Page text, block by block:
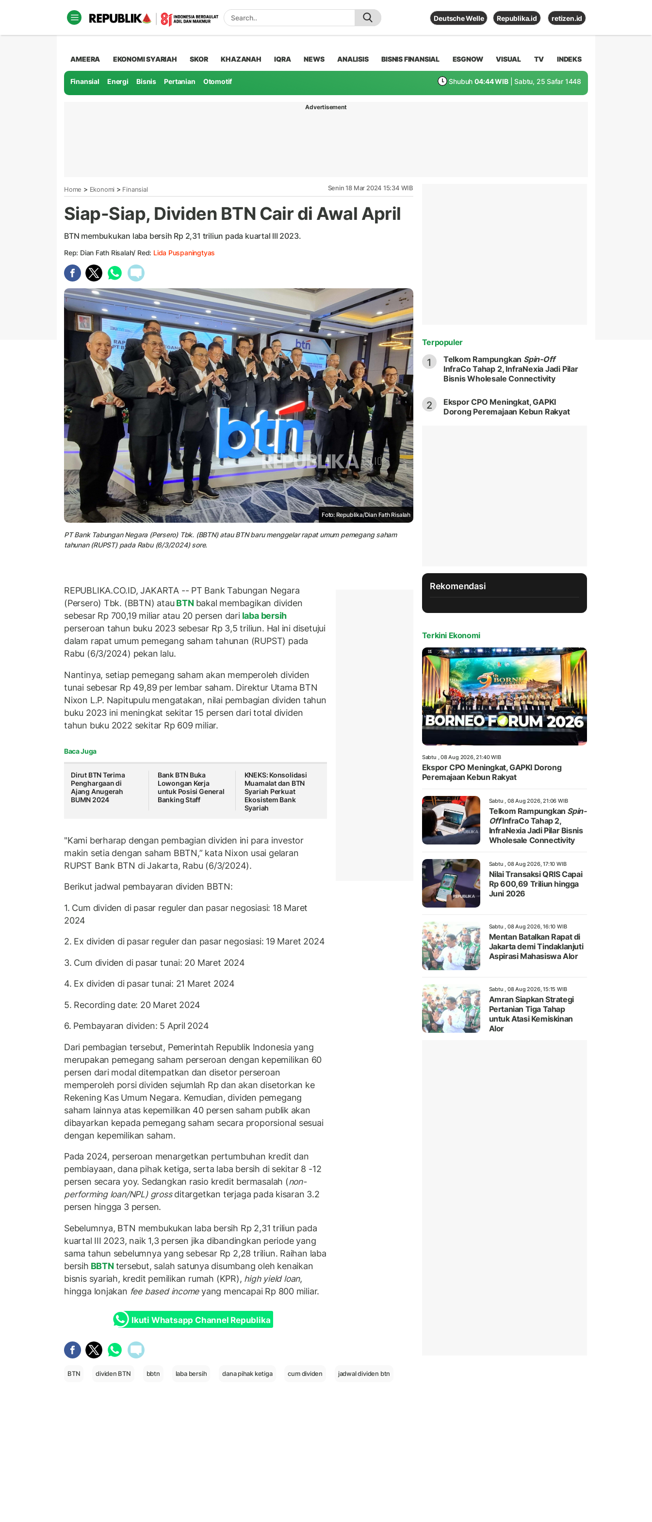
Deutsche Welle Republika.id retizen.id
AMEERA EKONOMI SYARIAH SKOR KHAZANAH IQRA NEWS ANALISIS BISNIS FINANSIAL ESGNOW VISUAL TV INDEKS
Finansial Energi Bisnis Pertanian Otomotif Shubuh 04:44 WIB | Sabtu, 25 Safar 1448
Advertisement
Home > Ekonomi > Finansial Senin 18 Mar 2024 15:34 WIB
Siap-Siap, Dividen BTN Cair di Awal April
BTN membukukan laba bersih Rp 2,31 triliun pada kuartal III 2023.
Rep: Dian Fath Risalah/ Red: Lida Puspaningtyas
Foto: Republika/Dian Fath Risalah
PT Bank Tabungan Negara (Persero) Tbk. (BBTN) atau BTN baru menggelar rapat umum pemegang saham
tahunan (RUPST) pada Rabu (6/3/2024) sore.
REPUBLIKA.CO.ID, JAKARTA -- PT Bank Tabungan Negara
(Persero) Tbk. (BBTN) atau BTN bakal membagikan dividen
sebesar Rp 700,19 miliar atau 20 persen darilaba bersih
perseroan tahun buku 2023 sebesar Rp 3,5 triliun. Hal ini disetujui
dalam rapat umum pemegang saham tahunan (RUPST) pada
Rabu (6/3/2024) pekan lalu.
Nantinya, setiap pemegang saham akan memperoleh dividen
tunai sebesar Rp 49,89 per lembar saham. Direktur Utama BTN
Nixon L.P. Napitupulu mengatakan, nilai pembagian dividen tahun
buku 2023 ini meningkat sekitar 15 persen dari total dividen
tahun buku 2022 sekitar Rp 609 miliar.
Baca Juga
Dirut BTN Terima
Penghargaan di
Ajang Anugerah
BUMN 2024
Bank BTN Buka
Lowongan Kerja
untuk Posisi General
Banking Staff
KNEKS: Konsolidasi
Muamalat dan BTN
Syariah Perkuat
Ekosistem Bank
Syariah
"Kami berharap dengan pembagian dividen ini para investor
makin setia dengan saham BBTN,” kata Nixon usai gelaran
RUPST Bank BTN di Jakarta, Rabu (6/3/2024).
Berikut jadwal pembayaran dividen BBTN:
1. Cum dividen di pasar reguler dan pasar negosiasi: 18 Maret
2024
2. Ex dividen di pasar reguler dan pasar negosiasi: 19 Maret 2024
3. Cum dividen di pasar tunai: 20 Maret 2024
4. Ex dividen di pasar tunai: 21 Maret 2024
5. Recording date: 20 Maret 2024
6. Pembayaran dividen: 5 April 2024
Dari pembagian tersebut, Pemerintah Republik Indonesia yang
merupakan pemegang saham perseroan dengan kepemilikan 60
persen dari modal ditempatkan dan disetor perseroan
memperoleh porsi dividen sejumlah Rp dan akan disetorkan ke
Rekening Kas Umum Negara. Kemudian, dividen pemegang
saham lainnya atas kepemilikan 40 persen saham publik akan
dibayarkan kepada pemegang saham secara proporsional sesuai
dengan kepemilikan saham.
Pada 2024, perseroan menargetkan pertumbuhan kredit dan
pembiayaan, dana pihak ketiga, serta laba bersih di sekitar 8 -12
persen secara yoy. Sedangkan rasio kredit bermasalah (non-
performing loan/NPL) grossditargetkan terjaga pada kisaran 3.2
persen hingga 3 persen.
Sebelumnya, BTN membukukan laba bersih Rp 2,31 triliun pada
kuartal III 2023, naik 1,3 persen jika dibandingkan periode yang
sama tahun sebelumnya yang sebesar Rp 2,28 triliun. Raihan laba
bersih BBTN tersebut, salah satunya disumbang oleh kenaikan
bisnis syariah, kredit pemilikan rumah (KPR), high yield loan,
hingga lonjakan fee based incomeyang mencapai Rp 800 miliar.
Ikuti Whatsapp Channel Republika
BTN dividen BTN bbtn laba bersih dana pihak ketiga cum dividen jadwal dividen btn
Terpopuler
1 Telkom Rampungkan Spin-Off
InfraCo Tahap 2, InfraNexia Jadi Pilar
Bisnis Wholesale Connectivity
2
Ekspor CPO Meningkat, GAPKI
Dorong Peremajaan Kebun Rakyat
Rekomendasi
Terkini Ekonomi
Sabtu , 08 Aug 2026, 21:40 WIB
Ekspor CPO Meningkat, GAPKI Dorong
Peremajaan Kebun Rakyat
Sabtu , 08 Aug 2026, 21:06 WIB
Telkom Rampungkan Spin-
OffInfraCo Tahap 2,
InfraNexia Jadi Pilar Bisnis
Wholesale Connectivity
Sabtu , 08 Aug 2026, 17:10 WIB
Nilai Transaksi QRIS Capai
Rp 600,69 Triliun hingga
Juni 2026
Sabtu , 08 Aug 2026, 16:10 WIB
Mentan Batalkan Rapat di
Jakarta demi Tindaklanjuti
Aspirasi Mahasiswa Alor
Sabtu , 08 Aug 2026, 15:15 WIB
Amran Siapkan Strategi
Pertanian Tiga Tahap
untuk Atasi Kemiskinan
Alor